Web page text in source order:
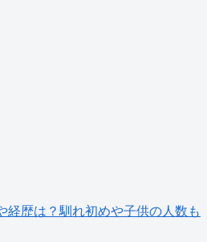
経歴は？馴れ初めや子供の人数も